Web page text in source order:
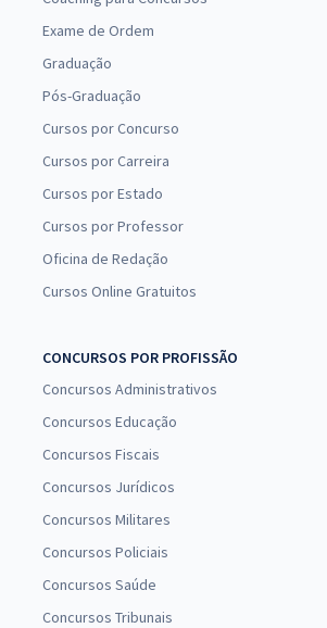
Exame de Ordem
Graduação
Pós-Graduação
Cursos por Concurso
Cursos por Carreira
Cursos por Estado
Cursos por Professor
Oficina de Redação
Cursos Online Gratuitos
CONCURSOS POR PROFISSÃO
Concursos Administrativos
Concursos Educação
Concursos Fiscais
Concursos Jurídicos
Concursos Militares
Concursos Policiais
Concursos Saúde
Concursos Tribunais